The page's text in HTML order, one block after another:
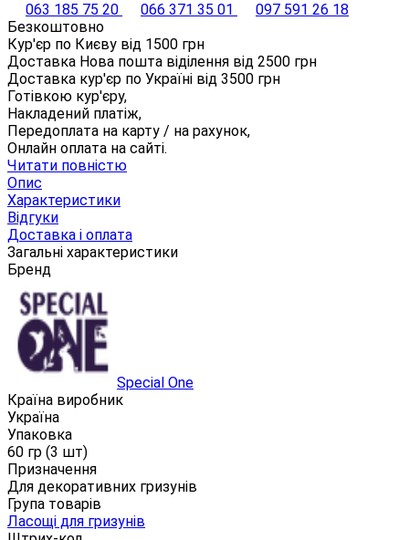
063 185 75 20
066 371 35 01
097 591 26 18
Безкоштовно
Кур'єр по Києву від 1500 грн
Доставка Нова пошта віділення від 2500 грн
Доставка кур'єр по Україні від 3500 грн
Готівкою кур'єру,
Накладений платіж,
Передоплата на карту / на рахунок,
Онлайн оплата на сайті.
Читати повністю
Опис
Характеристики
Відгуки
Доставка і оплата
Загальні характеристики
Бренд
Special One
Країна виробник
Україна
Упаковка
60 гр (3 шт)
Призначення
Для декоративних гризунів
Група товарів
Ласощі для гризунів